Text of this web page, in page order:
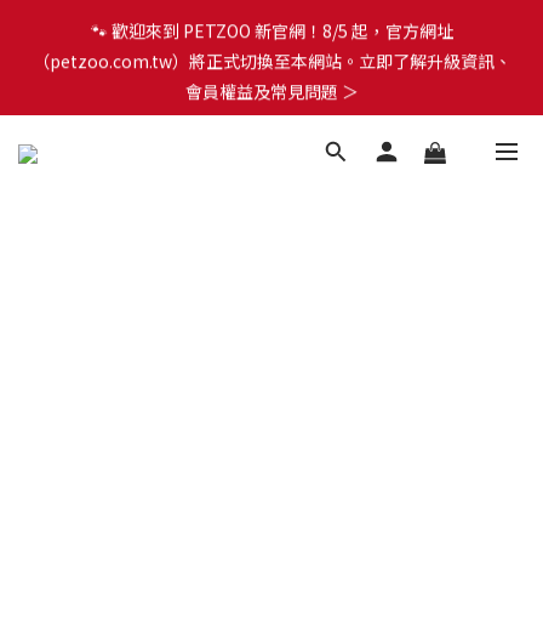
🐾 歡迎來到 PETZOO 新官網！8/5 起，官方網址
（petzoo.com.tw）將正式切換至本網站。立即了解升級資訊、
會員權益及常見問題 ＞
🐾 歡迎來到 PETZOO 新官網！8/5 起，官方網址
（petzoo.com.tw）將正式切換至本網站。立即了解升級資訊、
會員權益及常見問題 ＞
✨【新朋友見面禮】現在註冊即領 $100 購物金！全館滿 $1,500 享